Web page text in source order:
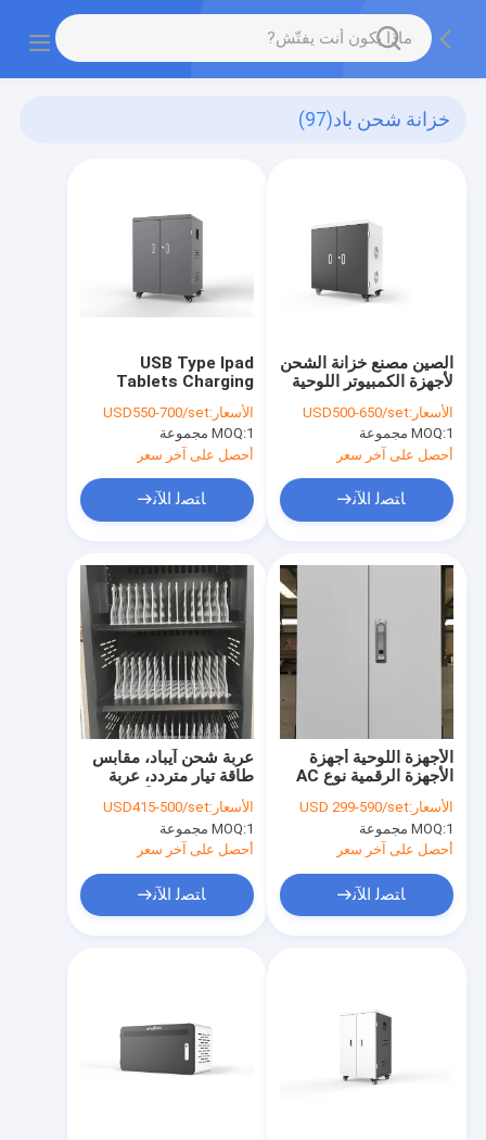
خزانة شحن باد(97)
USB Type Ipad
Tablets Charging
Cabinet 54 Ports
Charging Cart
الأسعار:USD550-700/set
MOQ:1 مجموعة
أحصل على آخر سعر
ﺎﺘﺼﻟ ﺍﻶﻧ
الصين مصنع خزانة الشحن
لأجهزة الكمبيوتر اللوحية
عربة شحن USB
الأسعار:USD500-650/set
MOQ:1 مجموعة
أحصل على آخر سعر
ﺎﺘﺼﻟ ﺍﻶﻧ
عربة شحن آيباد، مقابس
طاقة تيار متردد، عربة
شحن بـ 42 منفذًا
الأسعار:USD415-500/set
MOQ:1 مجموعة
أحصل على آخر سعر
ﺎﺘﺼﻟ ﺍﻶﻧ
الأجهزة اللوحية أجهزة
الأجهزة الرقمية نوع AC
عربة الشحن
الأسعار:USD 299-590/set
MOQ:1 مجموعة
أحصل على آخر سعر
ﺎﺘﺼﻟ ﺍﻶﻧ